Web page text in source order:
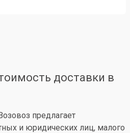
доставки в
предлагает
и юридических лиц, малого